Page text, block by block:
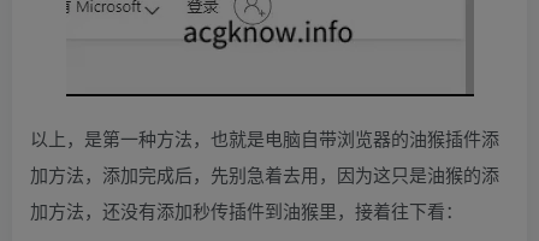
以上，是第一种方法，也就是电脑自带浏览器的油猴插件添
加方法，添加完成后，先别急着去用，因为这只是油猴的添
加方法，还没有添加秒传插件到油猴里，接着往下看：